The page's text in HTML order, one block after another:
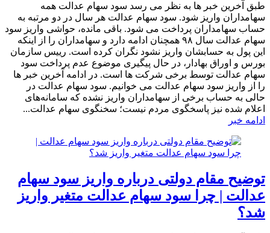
طبق آخرین خبر ها به نظر می رسد سود سهام عدالت همه
سهامداران واریز شود. سود سهام عدالت هر سال در دو مرتبه به
حساب سهامداران پرداخت می شود. باقی مانده، حواشی واریز سود
سهام عدالت سال ۹۸ همچنان ادامه دارد و سهامداران را از اینکه
این پول به حسابشان واریز نشود نگران کرده است. رییس سازمان
بورس و اوراق بهادار، در حال پیگیری موضوع عدم پرداخت سود
سهام عدالت توسط برخی شرکت ها است. در ادامه آخرین خبر ها
را از واریز سود سهام عدالت می خوانیم. سود سهام عدالت در
حالی به حساب برخی از سهامداران واریز نشده که سامانه‌های
اعلام شده نیز پاسخگوی مردم نیست؛ سخنگوی سهام عدالت...
ادامه خبر
توضیح مقام دولتی درباره واریز سود سهام
عدالت | چرا سود سهام عدالت متغیر واریز
شد؟